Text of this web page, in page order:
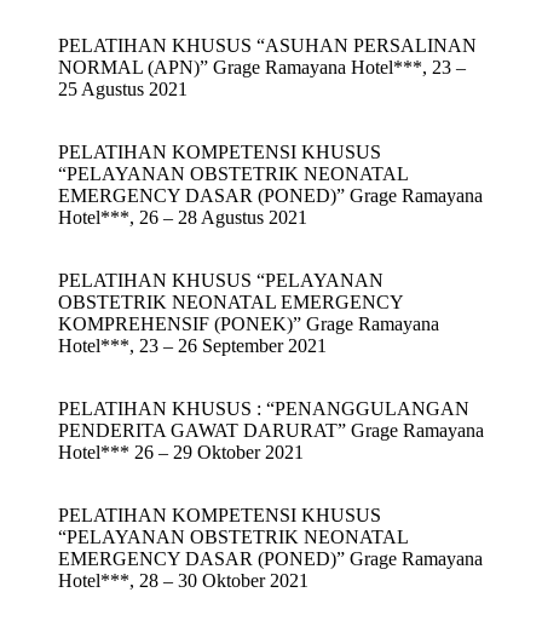
PELATIHAN KHUSUS “ASUHAN PERSALINAN
NORMAL (APN)” Grage Ramayana Hotel***, 23 –
25 Agustus 2021
PELATIHAN KOMPETENSI KHUSUS
“PELAYANAN OBSTETRIK NEONATAL
EMERGENCY DASAR (PONED)” Grage Ramayana
Hotel***, 26 – 28 Agustus 2021
PELATIHAN KHUSUS “PELAYANAN
OBSTETRIK NEONATAL EMERGENCY
KOMPREHENSIF (PONEK)” Grage Ramayana
Hotel***, 23 – 26 September 2021
PELATIHAN KHUSUS : “PENANGGULANGAN
PENDERITA GAWAT DARURAT” Grage Ramayana
Hotel*** 26 – 29 Oktober 2021
PELATIHAN KOMPETENSI KHUSUS
“PELAYANAN OBSTETRIK NEONATAL
EMERGENCY DASAR (PONED)” Grage Ramayana
Hotel***, 28 – 30 Oktober 2021